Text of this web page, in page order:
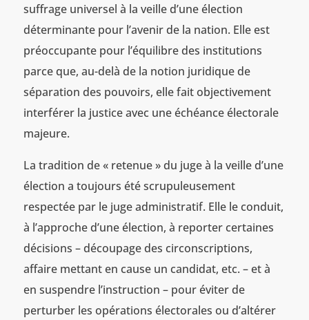
suffrage universel à la veille d’une élection
déterminante pour l’avenir de la nation. Elle est
préoccupante pour l’équilibre des institutions
parce que, au-delà de la notion juridique de
séparation des pouvoirs, elle fait objectivement
interférer la justice avec une échéance électorale
majeure.
La tradition de « retenue » du juge à la veille d’une
élection a toujours été scrupuleusement
respectée par le juge administratif. Elle le conduit,
à l’approche d’une élection, à reporter certaines
décisions – découpage des circonscriptions,
affaire mettant en cause un candidat, etc. – et à
en suspendre l’instruction – pour éviter de
perturber les opérations électorales ou d’altérer